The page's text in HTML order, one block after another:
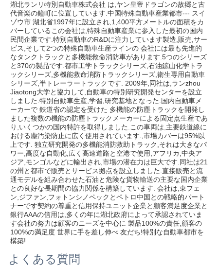
湖北ランリ特別自動車株式会社 は,ヤン皇帝ドラゴンの故郷と古
代音楽の鐘町に位置しています.中国特殊自動車産業都市--- スイ
ゾウ市 湖北省1997年に設立され,1,400平方メートルの面積をカ
バーしているこの会社は,特殊自動車産業に参入した最初の国内
民間企業です.特別自動車のR&Dに注力しています製造,販売,サー
ビス,そして2つの特殊自動車生産ラインの 会社には最も先進的
なタンクトラックと多機能救命消防車があります.5つのシリーズ
と370の製品です.都市工学トラックシリーズ,石油鉱山化学トラ
ックシリーズ,多機能救命消防トラックシリーズ,衛生専用自動車
シリーズ,半トレーラートラックです. 2009年,同社は,ランzhou
Jiaotong大学と協力して,自動車の特別研究開発センターを設立
しました.特別自動車生産,学習,研究基地となった.国内自動車メ
ーカーで 鉄道省の認定を受けた 多機能の防塵トラックを開発し
ました複数の機能の防塵トラックメーカーによる固定点生産であ
り,いくつかの国内特許を取得しました.この車両は,主要鉄道線に
おける塵汚染防止に広く使用されています.,市場カバーは95%以
上です. 独立研究開発の多機能消防救助トラック,それは大きなパ
ワー,高度な自動化,広く高速道路と空港で使用,アフリカ,中央ア
ジア,モンゴルなどに輸出され,市場の潜在力は巨大です.同社は21
の州と都市で販売とサービス拠点を設立しました.直接販売と流
通モデルを組み合わせた石油と危険な貨物輸送の主要な国内企業
との良好な長期間の協力関係を構築しています. 会社は,東フェ
ン,ジファン,フォトンシノペックとペトロ中国との戦略的パート
ナーです契約の尊重と信用保持ユニット企業と顧客満足度企業と
銀行AAAの信用は,多くの年に湖北政府によって承認されていま
す会社の努力は顧客のニーズを中心に 製品100%の責任,顧客の
100%の満足度 世界に手を差し伸べ 友だち!特別な自動車都市を
構築!
よくある質問